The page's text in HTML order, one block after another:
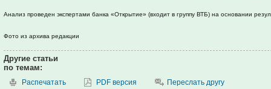
Анализ проведен экспертами банка «Открытие» (входит в группу ВТБ) на основании
Фото из архива редакции
Другие статьи
по темам:
Распечатать PDF версия Переслать другу